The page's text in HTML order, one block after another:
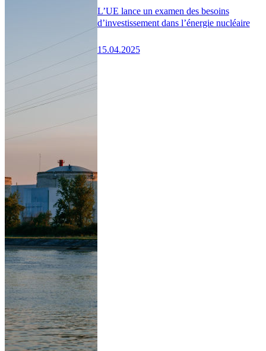
L’UE lance un examen des besoins
d’investissement dans l’énergie nucléaire
15.04.2025